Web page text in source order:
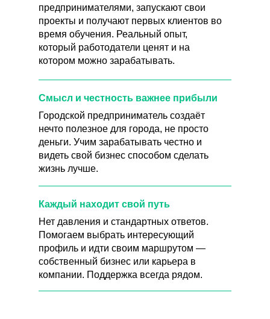
предпринимателями, запускают свои
проекты и получают первых клиентов во
время обучения. Реальный опыт,
который работодатели ценят и на
котором можно зарабатывать.
Смысл и честность важнее прибыли
Городской предприниматель создаёт
нечто полезное для города, не просто
деньги. Учим зарабатывать честно и
видеть свой бизнес способом сделать
жизнь лучше.
Каждый находит свой путь
Нет давления и стандартных ответов.
Помогаем выбрать интересующий
профиль и идти своим маршрутом —
собственный бизнес или карьера в
компании. Поддержка всегда рядом.